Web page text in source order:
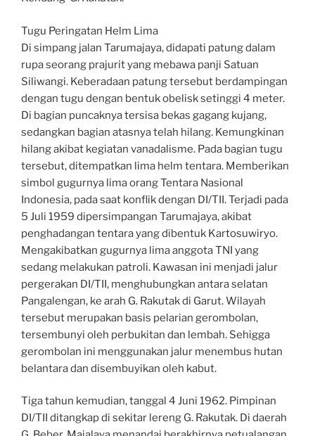
Tugu Peringatan Helm Lima
Di simpang jalan Tarumajaya, didapati patung dalam
rupa seorang prajurit yang mebawa panji Satuan
Siliwangi. Keberadaan patung tersebut berdampingan
dengan tugu dengan bentuk obelisk setinggi 4 meter.
Di bagian puncaknya tersisa bekas gagang kujang,
sedangkan bagian atasnya telah hilang. Kemungkinan
hilang akibat kegiatan vanadalisme. Pada bagian tugu
tersebut, ditempatkan lima helm tentara. Memberikan
simbol gugurnya lima orang Tentara Nasional
Indonesia, pada saat konflik dengan DI/TII. Terjadi pada
5 Juli 1959 dipersimpangan Tarumajaya, akibat
penghadangan tentara yang dibentuk Kartosuwiryo.
Mengakibatkan gugurnya lima anggota TNI yang
sedang melakukan patroli. Kawasan ini menjadi jalur
pergerakan DI/TII, menghubungkan antara selatan
Pangalengan, ke arah G. Rakutak di Garut. Wilayah
tersebut merupakan basis pelarian gerombolan,
tersembunyi oleh perbukitan dan lembah. Sehigga
gerombolan ini menggunakan jalur menembus hutan
belantara dan disembuyikan oleh kabut.
Tiga tahun kemudian, tanggal 4 Juni 1962. Pimpinan
DI/TII ditangkap di sekitar lereng G. Rakutak. Di daerah